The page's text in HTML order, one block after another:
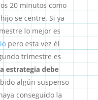
20 minutos como
se centre. Si ya
lo mejor es
pero esta vez él
trimestre es
estrategia debe
algún suspenso
conseguido la